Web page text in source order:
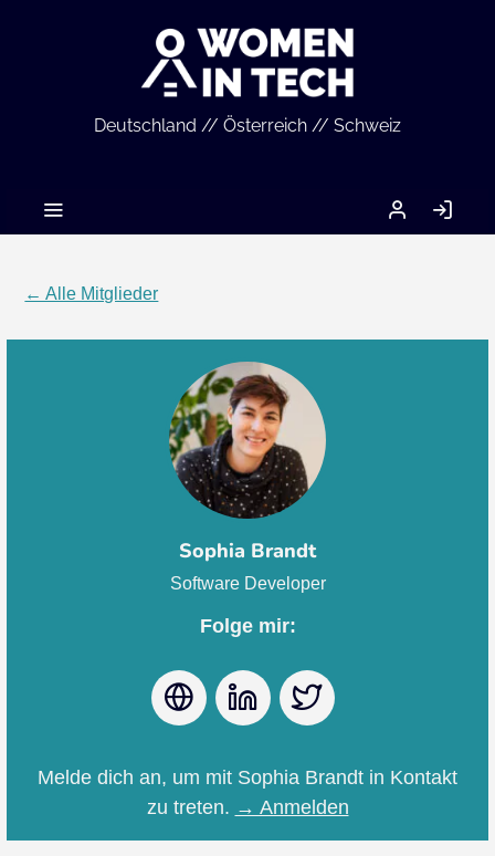
Deutschland // Österreich // Schweiz
MEIN
ACCOUNT
← Alle Mitglieder
Sophia Brandt
Software Developer
Folge mir:
WebseiteLinkedIn
Melde dich an, um mit Sophia Brandt in Kontakt
zu treten. → Anmelden